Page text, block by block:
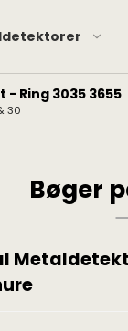
Elite /
Ring 3035 3655
30
Bøger